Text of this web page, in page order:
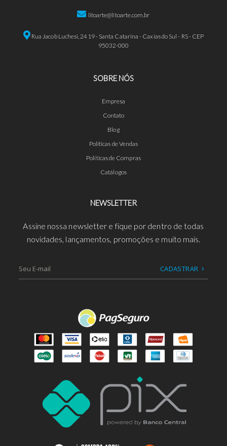
litoarte@litoarte.com.br
Rua Jacob Luchesi, 2419 - Santa Catarina - Caxias do Sul - RS - CEP
95032-000
SOBRE NÓS
Empresa
Contato
Blog
Políticas de Vendas
Políticas de Compras
Catálogos
NEWSLETTER
Assine nossa newsletter e fique por dentro de todas
novidades, lançamentos, promoções e muito mais.
CADASTRAR